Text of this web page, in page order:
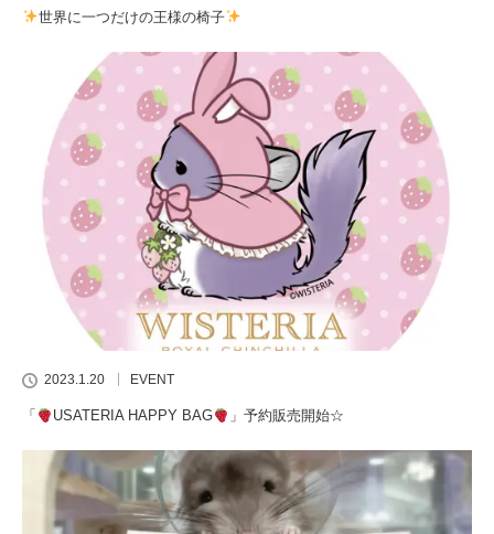
世界に一つだけの王様の椅子
2023.1.20 EVENT
「 USATERIA HAPPY BAG 」予約販売開始☆